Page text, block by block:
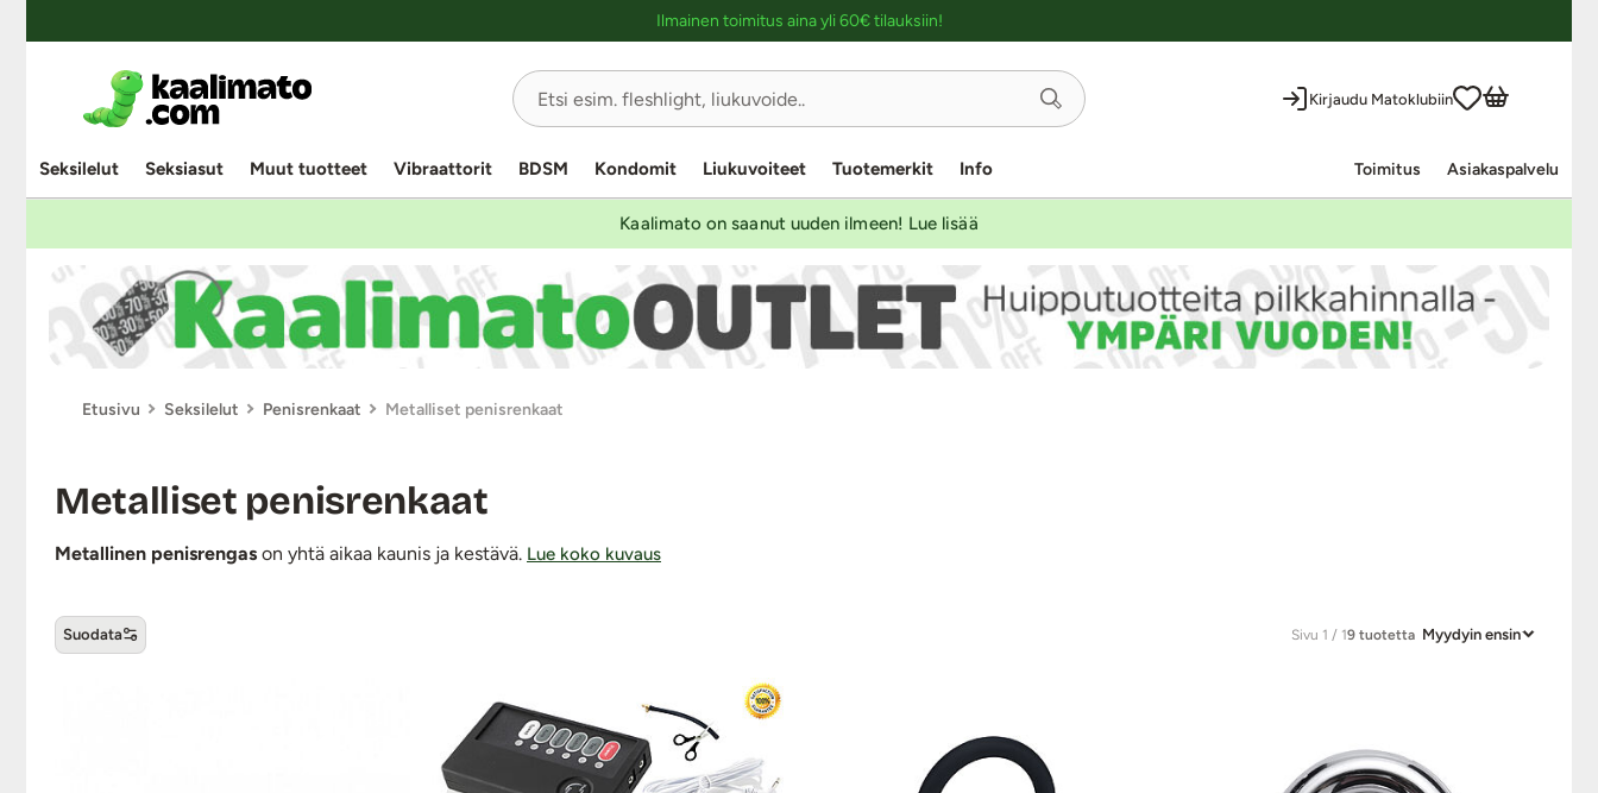
Ilmainen toimitus aina yli 60€ tilauksiin!
Kirjaudu Matoklubiin
Seksilelut Seksiasut Muut tuotteet Vibraattorit BDSM Kondomit Liukuvoiteet Tuotemerkit Info Toimitus Asiakaspalvelu
Kaalimato on saanut uuden ilmeen! Lue lisää
Etusivu Seksilelut Penisrenkaat Metalliset penisrenkaat
Metalliset penisrenkaat
Metallinen penisrengas on yhtä aikaa kaunis ja kestävä. Lue koko kuvaus
Suodata Sivu 1 / 19 tuotetta Myydyin ensin
Metalliset penisrenkaat -tuotteet